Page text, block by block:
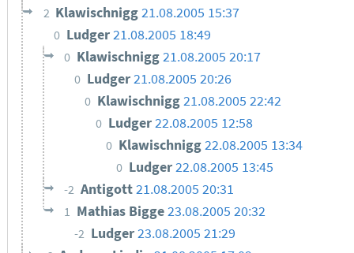
2 Klawischnigg21.08.2005 15:37
0 Ludger21.08.2005 18:49
0 Klawischnigg21.08.2005 20:17
0 Ludger21.08.2005 20:26
0 Klawischnigg21.08.2005 22:42
0 Ludger22.08.2005 12:58
0 Klawischnigg22.08.2005 13:34
0 Ludger22.08.2005 13:45
-2 Antigott21.08.2005 20:31
1 Mathias Bigge23.08.2005 20:32
-2 Ludger23.08.2005 21:29